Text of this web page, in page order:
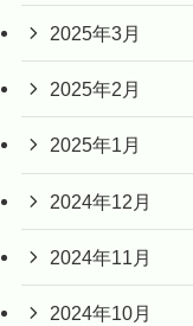
2025年3月
2025年2月
2025年1月
2024年12月
2024年11月
2024年10月